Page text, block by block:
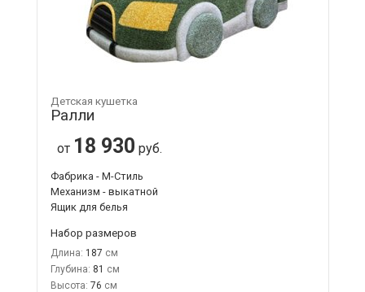
Детская кушетка
Ралли
от 18 930 руб.
Фабрика - М-Стиль
Механизм - выкатной
Ящик для белья
Набор размеров
Длина: 187
Глубина: 81
Высота: 76